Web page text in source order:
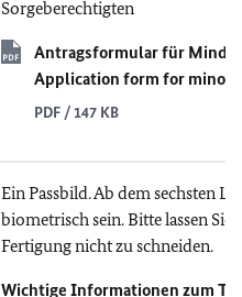
Sorgeberechtigten
Antragsformular für
Application form for minors
PDF / 147 KB
Ein Passbild. Ab dem sechsten
biometrisch sein. Bitte lassen Sie
Fertigung nicht zu schneiden.
Wichtige Informationen zum